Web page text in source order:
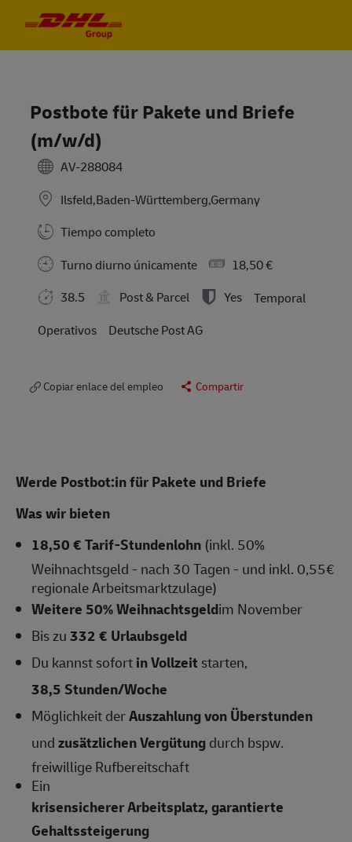
Postbote für Pakete und Briefe
(m/w/d)
AV-288084
Ilsfeld,Baden-Württemberg,Germany
Tiempo completo
Turno diurno únicamente
18,50 €
38.5
Post & Parcel Yes
Temporal
Operativos
Deutsche Post AG
Copiar enlace del empleo Compartir
Werde Postbot:in für Pakete und Briefe
Was wir bieten
18,50 € Tarif-Stundenlohn (inkl. 50%
Weihnachtsgeld - nach 30 Tagen - und inkl. 0,55€
regionale Arbeitsmarktzulage)
Weitere 50% Weihnachtsgeldim November
Bis zu332 € Urlaubsgeld
Du kannst sofortin Vollzeit starten,
38,5 Stunden/Woche
Möglichkeit derAuszahlung von Überstunden
undzusätzlichen Vergütungdurch bspw.
freiwillige Rufbereitschaft
Ein
krisensicherer Arbeitsplatz, garantierte
Gehaltssteigerung